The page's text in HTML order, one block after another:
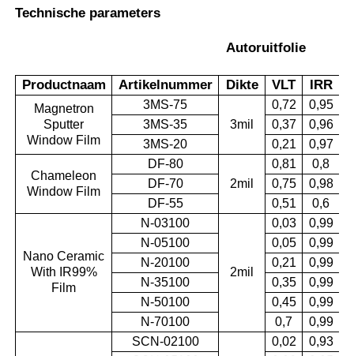
Technische parameters
Autoruitfolie
Productnaam Artikelnummer Dikte VLT IRR
Magnetron
Sputter
Window Film
3MS-75
3mil
0,72
0,95
3MS-35 0,37
0,96
3MS-20
0,21 0,97
Chameleon
Window Film
DF-80
2mil
0,81
0,8
DF-70 0,75
0,98
DF-55
0,51 0,6
Nano Ceramic
With IR99%
Film
N-03100
2mil
0,03 0,99
N-05100 0,05
0,99
N-20100
0,21
0,99
N-35100
0,35
0,99
N-50100
0,45
0,99
N-70100
0,7 0,99
SCN-02100 0,02 0,93